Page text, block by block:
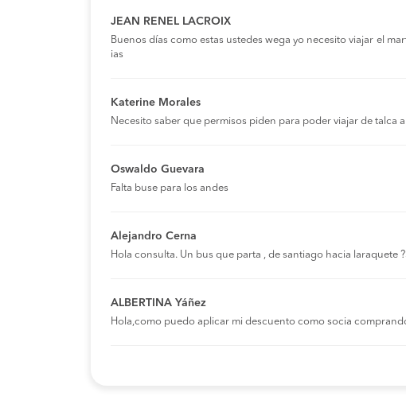
JEAN RENEL LACROIX
Buenos días como estas ustedes wega yo necesito viajar el
ias
Katerine Morales
Necesito saber que permisos piden para poder viajar de talca
Oswaldo Guevara
Falta buse para los andes
Alejandro Cerna
Hola consulta. Un bus que parta , de santiago hacia laraquete
ALBERTINA Yáñez
Hola,como puedo aplicar mi descuento como socia